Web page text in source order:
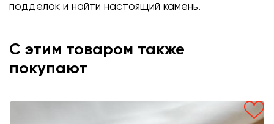
подделок и найти настоящий камень.
С этим товаром также
покупают